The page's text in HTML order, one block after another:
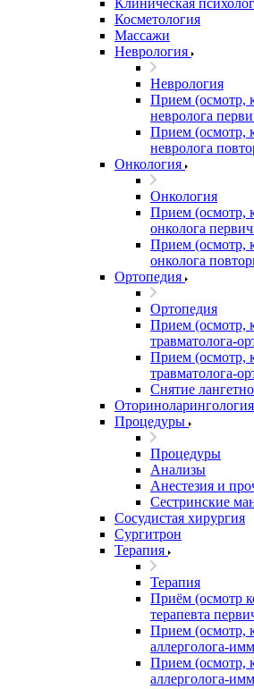
Клиническая
Косметология
Массажи
Неврология
Неврология
Прием (осмотр,
невролога
Прием (осмотр,
невролога
Онкология
Онкология
Прием (осмотр,
онколога
Прием (осмотр,
онколога
Ортопедия
Ортопедия
Прием (осмотр,
травматолога-
Прием (осмотр,
травматолога-
Снятие
Оториноларингология
Процедуры
Процедуры
Анализы
Анестезия и
Сестринские
Сосудистая хирургия
Сургитрон
Терапия
Терапия
Приём (осмотр
терапевта
Прием (осмотр,
аллерголога-
Прием (осмотр,
аллерголога-